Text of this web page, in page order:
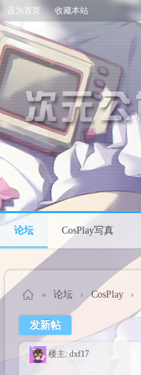
设为首页 收藏本站
论坛 CosPlay写真
cos
» 论坛 › CosPlay ›
发新帖
楼主: dxf17